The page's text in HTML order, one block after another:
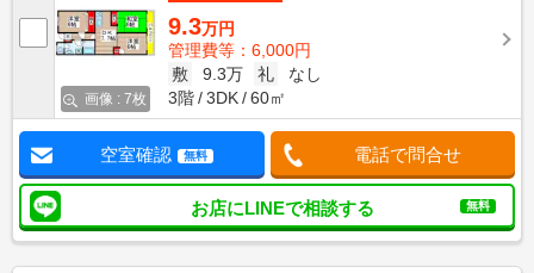
画像 : 7枚
9.3万円
管理費等：6,000円
敷
9.3万 礼
なし
3階
3DK 60㎡
空室確認 無料 電話で問合せ
お店にLINEで相談する 無料